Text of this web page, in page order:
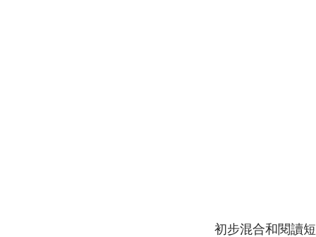
初步混合和 閱讀